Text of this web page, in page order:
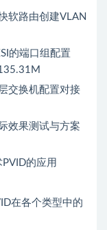
软路由创建VLAN
的端口组配置
交换机配置对接
效果测试与方案
的应用
在各个类型中的